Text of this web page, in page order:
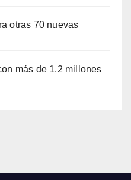
otras 70 nuevas
más de 1.2 millones